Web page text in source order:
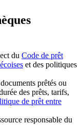
du Code de prêt
et des politiques
prêtés ou
des prêts, tarifs,
de prêt entre
responsable du